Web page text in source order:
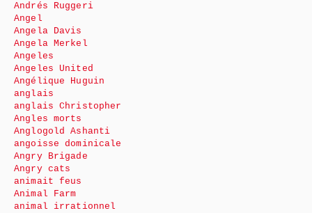
Andrés Ruggeri
Angel
Angela Davis
Angela Merkel
Angeles
Angeles United
Angélique Huguin
anglais
anglais Christopher
Angles morts
Anglogold Ashanti
angoisse dominicale
Angry Brigade
Angry cats
animait feus
Animal Farm
animal irrationnel